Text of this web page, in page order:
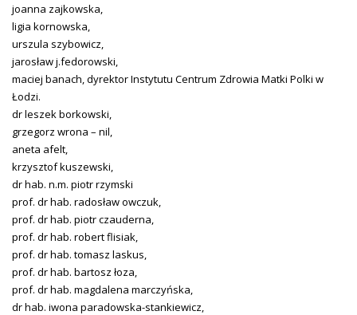
joanna zajkowska,
ligia kornowska,
urszula szybowicz,
jarosław j.fedorowski,
maciej banach, dyrektor Instytutu Centrum Zdrowia Matki Polki w
Łodzi.
dr leszek borkowski,
grzegorz wrona – nil,
aneta afelt,
krzysztof kuszewski,
dr hab. n.m. piotr rzymski
prof. dr hab. radosław owczuk,
prof. dr hab. piotr czauderna,
prof. dr hab. robert flisiak,
prof. dr hab. tomasz laskus,
prof. dr hab. bartosz łoza,
prof. dr hab. magdalena marczyńska,
dr hab. iwona paradowska-stankiewicz,